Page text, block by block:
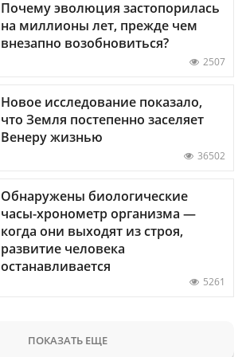
Почему эволюция застопорилась
на миллионы лет, прежде чем
внезапно возобновиться?
2507
Новое исследование показало,
что Земля постепенно заселяет
Венеру жизнью
36502
Обнаружены биологические
часы-хронометр организма —
когда они выходят из строя,
развитие человека
останавливается
5261
ПОКАЗАТЬ ЕЩЕ